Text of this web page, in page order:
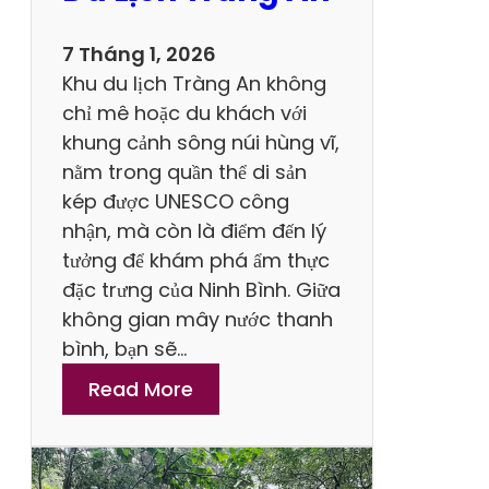
r
n
h
D
u
L
ị
c
h
T
a
m
h
ú
c
7 Tháng 1, 2026
Khu du lịch Tràng An không
chỉ mê hoặc du khách với
khung cảnh sông núi hùng vĩ,
nằm trong quần thể di sản
kép được UNESCO công
nhận, mà còn là điểm đến lý
tưởng để khám phá ẩm thực
đặc trưng của Ninh Bình. Giữa
không gian mây nước thanh
bình, bạn sẽ…
Read More
T
o
p